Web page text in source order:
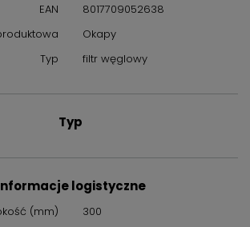
wybierając oryginalne akcesoria do
EAN
8017709052638
Okapy
Typ
filtr węglowy
Typ
logistyczne
(mm)
300